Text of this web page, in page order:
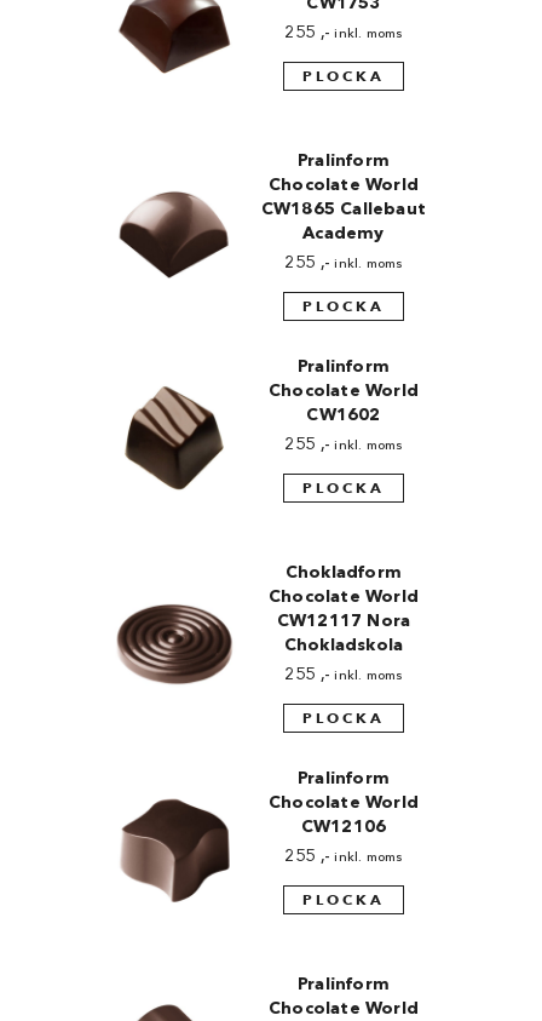
255 ,- inkl. moms
PLOCKA
Pralinform
Chocolate World
CW1865 Callebaut
Academy
255 ,- inkl. moms
PLOCKA
Pralinform
Chocolate World
CW1602
255 ,- inkl. moms
PLOCKA
Chokladform
Chocolate World
CW12117 Nora
Chokladskola
255 ,- inkl. moms
PLOCKA
Pralinform
Chocolate World
CW12106
255 ,- inkl. moms
PLOCKA
Pralinform
Chocolate World